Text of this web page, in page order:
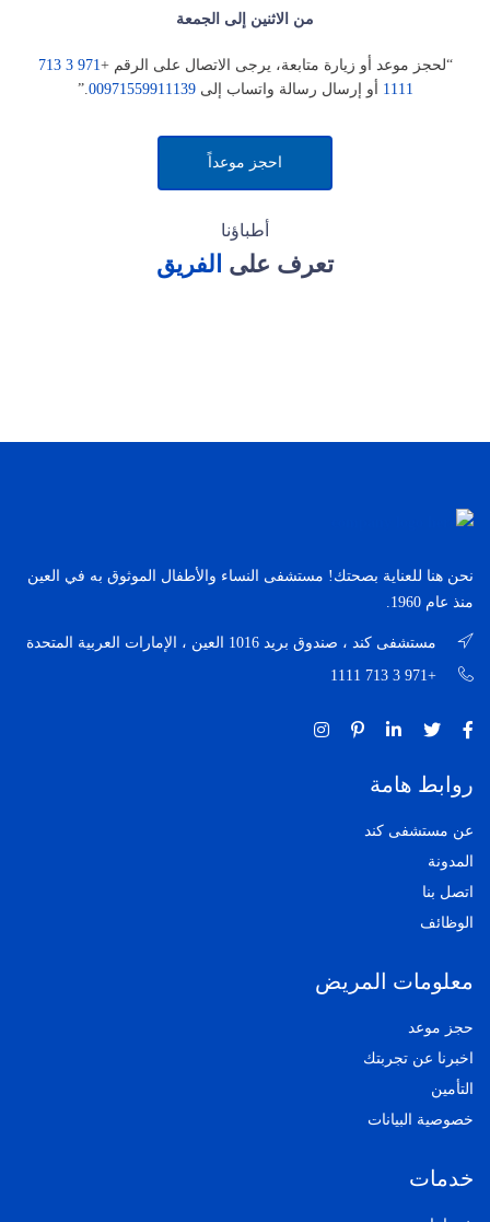
من الاثنين إلى الجمعة
“لحجز موعد أو زيارة متابعة، يرجى الاتصال على الرقم +
971 3 713
1111 أو إرسال رسالة واتساب إلى00971559911139
.”
احجز موعداً
أطباؤنا
تعرف على الفريق
نحن هنا للعناية بصحتك! مستشفى النساء والأطفال الموثوق به في العين
منذ عام 1960.
مستشفى كند ، صندوق بريد 1016 العين ، الإمارات العربية المتحدة
+971 3 713 1111
روابط هامة
عن مستشفى كند
المدونة
اتصل بنا
الوظائف
معلومات المريض
حجز موعد
اخبرنا عن تجربتك
التأمين
خصوصية البيانات
خدمات